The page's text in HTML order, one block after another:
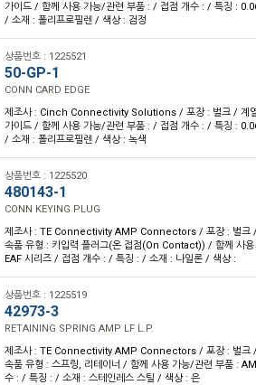
가이드 / 함께 사용 가능/관련 부품 : / 접점 개수 : / 특징 :
/ 소재 : 폴리프로필렌 / 색상 : 검정
상품번호 : 1225521
50-GP-1
CONN CARD EDGE
제조사 : Cinch Connectivity Solutions / 포장 : 벌크 / 계
가이드 / 함께 사용 가능/관련 부품 : / 접점 개수 : / 특징 :
/ 소재 : 폴리프로필렌 / 색상 : 녹색
상품번호 : 1225520
480143-1
CONN KEYING PLUG
제조사 : TE Connectivity AMP Connectors / 포장 : 벌크
속품 유형 : 키입력 플러그(온 접점(On Contact)) / 함께 사
EAF 시리즈 / 접점 개수 : / 특징 : / 소재 : 나일론 / 색상 :
상품번호 : 1225519
42973-3
RETAINING SPRING AMP LF L.P.
제조사 : TE Connectivity AMP Connectors / 포장 : 벌크
속품 유형 : 스프링, 리테이너 / 함께 사용 가능/관련 부품 :
수 : / 특징 : / 소재 : 스테인레스 스틸 / 색상 : 은